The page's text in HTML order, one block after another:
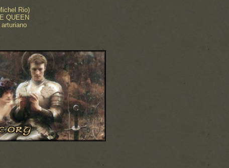
Rio)
QUEEN